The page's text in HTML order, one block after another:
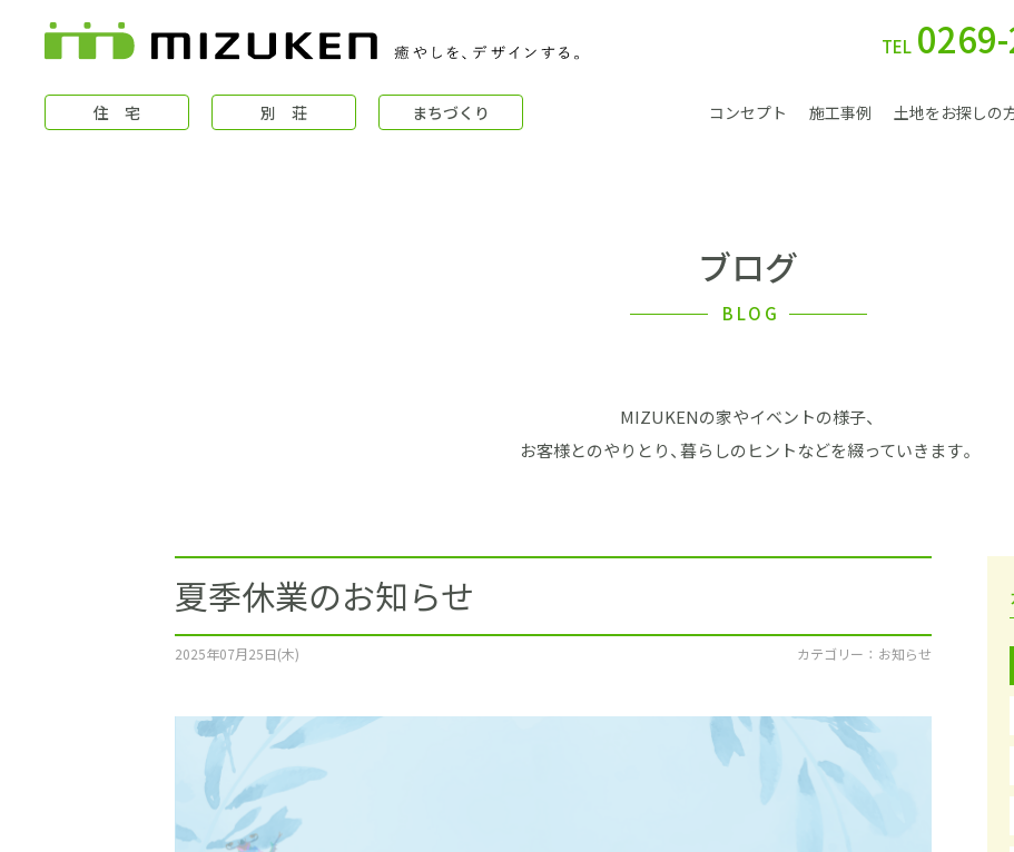
TEL
住 宅 別 荘 まちづくり コンセプト 施工事例 土地をお探しの
別 荘
会社案内
土地をお探しの方
ショールーム ブログ
地元のビルダーを お
ブログ
BLOG
MIZUKENの家やイベントの様子、
お客様とのやりとり、暮らしのヒントなどを綴っていきます。
夏季休業のお知らせ
2025年07月25日(木) カテゴリー ： お知らせ